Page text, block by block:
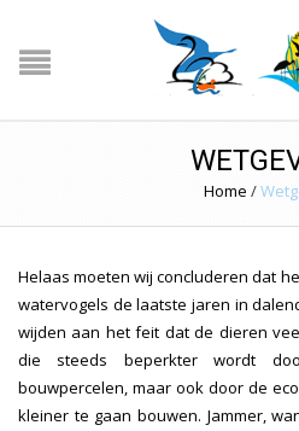
Home /
Helaas moeten wij concluderen dat
watervogels de laatste jaren in
wijden aan het feit dat de dieren
die steeds beperkter wordt
bouwpercelen, maar ook door de
kleiner te gaan bouwen. Jammer,